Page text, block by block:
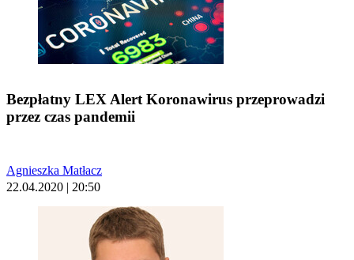
Bezpłatny LEX Alert Koronawirus przeprowadzi
przez czas pandemii
Agnieszka Matłacz
22.04.2020 | 20:50